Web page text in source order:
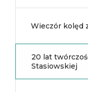
Wieczór kolęd
20 lat
Stasiowskiej